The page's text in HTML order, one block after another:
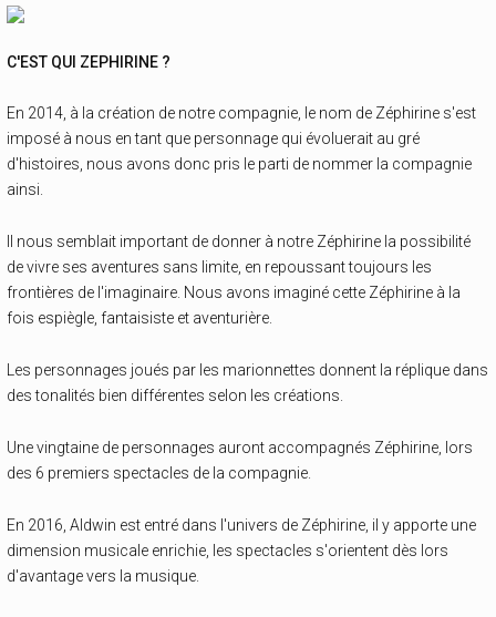
C'EST QUI ZEPHIRINE ?
En 2014, à la création de notre compagnie, le nom de Zéphirine s'est
imposé à nous en tant que personnage qui évoluerait au gré
d'histoires, nous avons donc pris le parti de nommer la compagnie
ainsi.
Il nous semblait important de donner à notre Zéphirine la possibilité
de vivre ses aventures sans limite, en repoussant toujours les
frontières de l'imaginaire. Nous avons imaginé cette Zéphirine à la
fois espiègle, fantaisiste et aventurière.
Les personnages joués par les marionnettes donnent la réplique dans
des tonalités bien différentes selon les créations.
Une vingtaine de personnages auront accompagnés Zéphirine, lors
des 6 premiers spectacles de la compagnie.
En 2016, Aldwin est entré dans l'univers de Zéphirine, il y apporte une
dimension musicale enrichie, les spectacles s'orientent dès lors
d'avantage vers la musique.